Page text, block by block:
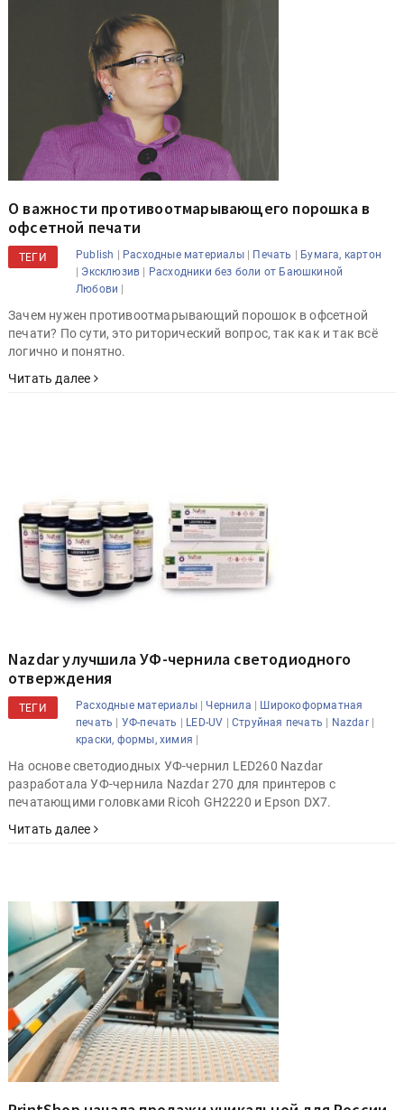
О важности противоотмарывающего порошка в
офсетной печати
ТЕГИ Publish | Расходные материалы| Печать | Бумага, картон
| Эксклюзив | Расходники без боли от Баюшкиной
Любови |
Зачем нужен противоотмарывающий порошок в офсетной
печати? По сути, это риторический вопрос, так как и так всё
логично и понятно.
Читать далее
Nazdar улучшила УФ-чернила светодиодного
отверждения
ТЕГИ Расходные материалы| Чернила | Широкоформатная
печать | УФ-печать | LED-UV |Струйная печать | Nazdar|
краски, формы, химия |
На основе светодиодных УФ-чернил LED260 Nazdar
разработала УФ-чернила Nazdar 270 для принтеров с
печатающими головками Ricoh GH2220 и Epson DX7.
Читать далее